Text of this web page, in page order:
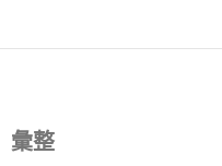
彙整